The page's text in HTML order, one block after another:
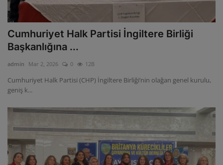
Cumhuriyet Halk Partisi İngiltere Birliği
Başkanlığına ...
admin Mar 2, 2026 0 12B
Cumhuriyet Halk Partisi (CHP) İngiltere Birliği’nin olağan genel kurulu,
geniş k...